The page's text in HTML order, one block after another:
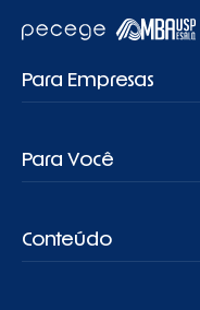
Para Empresas
Para Você
Conteúdo